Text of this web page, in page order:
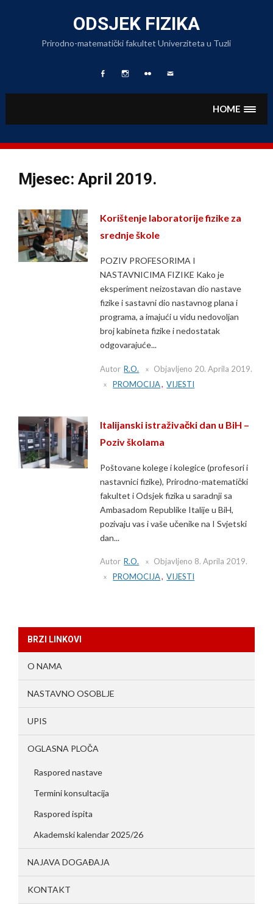
content
ODSJEK FIZIKA
Prirodno-matematički fakultet Univerziteta u Tuzli
Page
na
Albumnam
HOME
Mjesec: April 2019.
Korištenje laboratorije fizike za
srednje škole
POZIV PROFESORIMA I
NASTAVNICIMA FIZIKE Kako je
eksperiment neizostavan dio nastave
fizike i sastavni dio nastavnog plana i
programa, a imajući u vidu nedovoljan
broj kabineta fizike i nedostatak
odgovarajuće...
Autor R.O. Objavljeno 20. Aprila 2019.
PROMOCIJA, VIJESTI
Italijanski istraživački dan u BiH –
Poziv školama
​​​​​Poštovane kolege i kolegice (profesori i
nastavnici fizike), Prirodno-matematički
fakultet i Odsjek fizika u saradnji sa
Ambasadom Republike Italije u BiH,
pozivaju vas i vaše učenike na I Svjetski
dan...
Autor R.O. Objavljeno 8. Aprila 2019.
PROMOCIJA, VIJESTI
BRZI LINKOVI
O NAMA
NASTAVNO OSOBLJE
UPIS
OGLASNA PLOČA
Raspored nastave
Termini konsultacija
Raspored ispita
Akademski kalendar 2025/26
NAJAVA DOGAĐAJA
KONTAKT